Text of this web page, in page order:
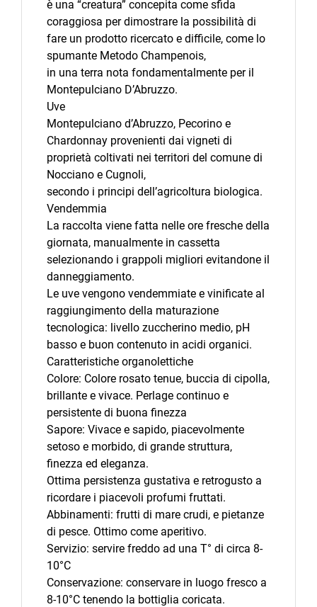
è una “creatura” concepita come sfida
coraggiosa per dimostrare la possibilità di
fare un prodotto ricercato e difficile, come lo
spumante Metodo Champenois,
in una terra nota fondamentalmente per il
Montepulciano D’Abruzzo.
Uve
Montepulciano d’Abruzzo, Pecorino e
Chardonnay provenienti dai vigneti di
proprietà coltivati nei territori del comune di
Nocciano e Cugnoli,
secondo i principi dell’agricoltura biologica.
Vendemmia
La raccolta viene fatta nelle ore fresche della
giornata, manualmente in cassetta
selezionando i grappoli migliori evitandone il
danneggiamento.
Le uve vengono vendemmiate e vinificate al
raggiungimento della maturazione
tecnologica: livello zuccherino medio, pH
basso e buon contenuto in acidi organici.
Caratteristiche organolettiche
Colore: Colore rosato tenue, buccia di cipolla,
brillante e vivace. Perlage continuo e
persistente di buona finezza
Sapore: Vivace e sapido, piacevolmente
setoso e morbido, di grande struttura,
finezza ed eleganza.
Ottima persistenza gustativa e retrogusto a
ricordare i piacevoli profumi fruttati.
Abbinamenti: frutti di mare crudi, e pietanze
di pesce. Ottimo come aperitivo.
Servizio: servire freddo ad una T° di circa 8-
10°C
Conservazione: conservare in luogo fresco a
8-10°C tenendo la bottiglia coricata.